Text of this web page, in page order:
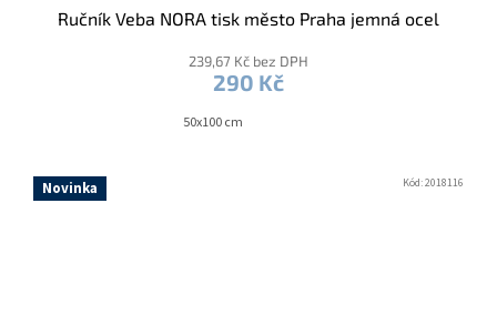
Ručník Veba NORA tisk město Praha jemná ocel
239,67 Kč bez DPH
290 Kč
50x100 cm
Novinka Kód:2018116